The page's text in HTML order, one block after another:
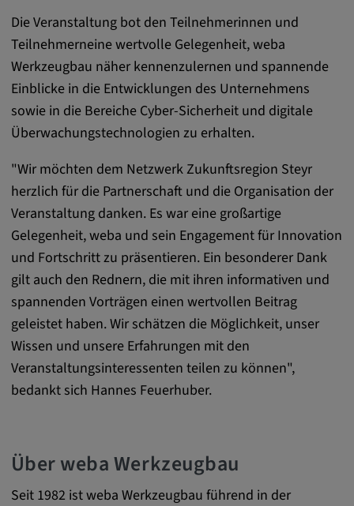
Die Veranstaltung bot den Teilnehmerinnen und
Teilnehmerneine wertvolle Gelegenheit, weba
Werkzeugbau näher kennenzulernen und spannende
Einblicke in die Entwicklungen des Unternehmens
sowie in die Bereiche Cyber-Sicherheit und digitale
Überwachungstechnologien zu erhalten.
"Wir möchten dem Netzwerk Zukunftsregion Steyr
herzlich für die Partnerschaft und die Organisation der
Veranstaltung danken. Es war eine großartige
Gelegenheit, weba und sein Engagement für Innovation
und Fortschritt zu präsentieren. Ein besonderer Dank
gilt auch den Rednern, die mit ihren informativen und
spannenden Vorträgen einen wertvollen Beitrag
geleistet haben. Wir schätzen die Möglichkeit, unser
Wissen und unsere Erfahrungen mit den
Veranstaltungsinteressenten teilen zu können",
bedankt sich Hannes Feuerhuber.
Über weba Werkzeugbau
Seit 1982 ist weba Werkzeugbau führend in der
Medien"
Statistik
Statistik Cookies sammeln anonyme
Informationen über das Nutzerverhalten.
Diese Informationen helfen uns, das
Verhalten unserer Nutzer auf unserer
Webseite besser zu verstehen.
_pk_id.*, _pk_ses.*
Name:
_pk_id.*, _pk_ses.*
Anbieter:
Zweck:
Cookie Laufzeit:
13 Monate, 30 Minuten